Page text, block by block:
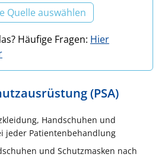
Quelle auswählen
Häufige Fragen: Hier
(PSA)
Handschuhen und
jeder Patientenbehandlung
und Schutzmasken nach